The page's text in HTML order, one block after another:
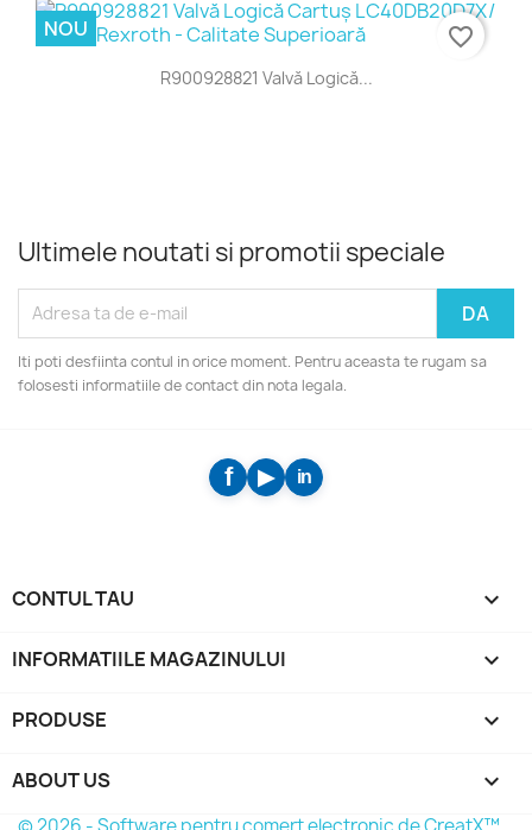
R900928821 Valvă Logică...
NOU favorite_border
Ultimele noutati si promotii speciale
Iti poti desfiinta contul in orice moment. Pentru aceasta te rugam sa
folosesti informatiile de contact din nota legala.
CONTUL TAU 
INFORMATIILE MAGAZINULUI keyboard_arrow_down
PRODUSE 
ABOUT US 